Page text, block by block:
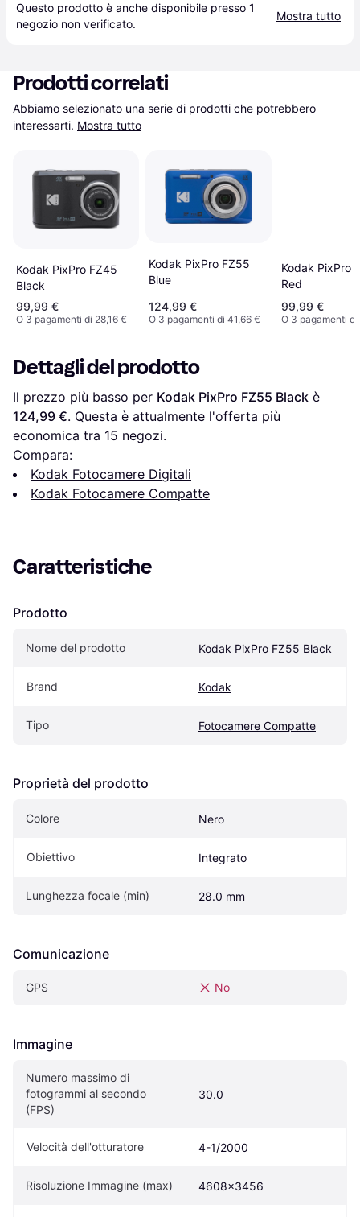
Questo prodotto è anche disponibile presso 1
negozio non verificato.
Mostra tutto
Prodotti correlati
Abbiamo selezionato una serie di prodotti che potrebbero
interessarti. Mostra tutto
Kodak PixPro FZ45
Black
99,99 €
O 3 pagamenti di 28,16 €
Kodak PixPro FZ55
Blue
124,99 €
O 3 pagamenti di 41,66 €
Kodak PixPro
Red
99,99 €
O 3 pagamenti di
Dettagli del prodotto
Il prezzo più basso per Kodak PixPro FZ55 Black
124,99 €. Questa è attualmente l'offerta più
economica tra 15 negozi.
Compara:
Kodak Fotocamere Digitali
Kodak Fotocamere Compatte
Caratteristiche
Prodotto
Nome del prodotto Kodak PixPro FZ55 Black
Brand Kodak
Tipo Fotocamere Compatte
Proprietà del prodotto
Colore Nero
Obiettivo Integrato
Lunghezza focale (min) 28.0 mm
Comunicazione
GPS No
Immagine
Numero massimo di
fotogrammi al secondo
(FPS)
30.0
Velocità dell'otturatore 4-1/2000
Risoluzione Immagine (max) 4608x3456